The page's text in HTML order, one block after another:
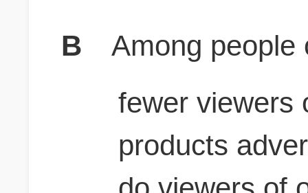
B
Among people
fewer viewers
products